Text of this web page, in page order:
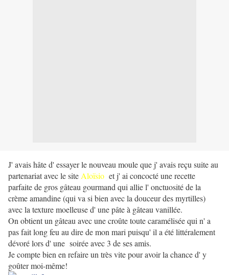
J' avais hâte d' essayer le nouveau moule que j' avais reçu suite au
partenariat avec le site Aloïsio et j' ai concocté une recette
parfaite de gros gâteau gourmand qui allie l' onctuosité de la
crème amandine (qui va si bien avec la douceur des myrtilles)
avec la texture moelleuse d' une pâte à gâteau vanillée.
On obtient un gâteau avec une croûte toute caramélisée qui n' a
pas fait long feu au dire de mon mari puisqu' il a été littéralement
dévoré lors d' une soirée avec 3 de ses amis.
Je compte bien en refaire un très vite pour avoir la chance d' y
goûter moi-même!